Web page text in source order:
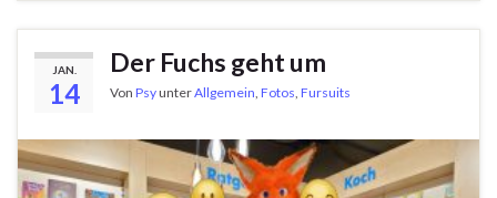
JAN.
14
Der Fuchs geht um
Von PsyunterAllgemein, Fotos, Fursuits